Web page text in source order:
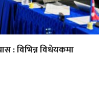
: विभिन्न विधेयकमा